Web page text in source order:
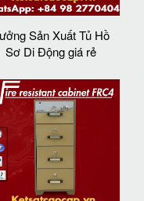
Sản Xuất Tủ Hồ
Sơ Di Động giá rẻ